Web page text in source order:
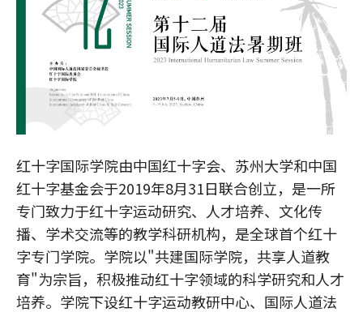
红十字国际学院由中国红十字会、苏州大学和中国
红十字基金会于2019年8月31日联合创立，是一所
专门致力于红十字运动研究、人才培养、文化传
播、学术交流等的教学科研机构，是全球首个红十
字专门学院。学院以"共建国际学院，共享人道教
育"为宗旨，积极推动红十字领域的科学研究和人才
培养。学院下设红十字运动教研中心、国际人道法